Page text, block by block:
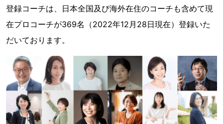
登録コーチは、日本全国及び海外在住のコーチも含めて現
在プロコーチが369名（2022年12⽉28⽇現在）登録いた
だいております。